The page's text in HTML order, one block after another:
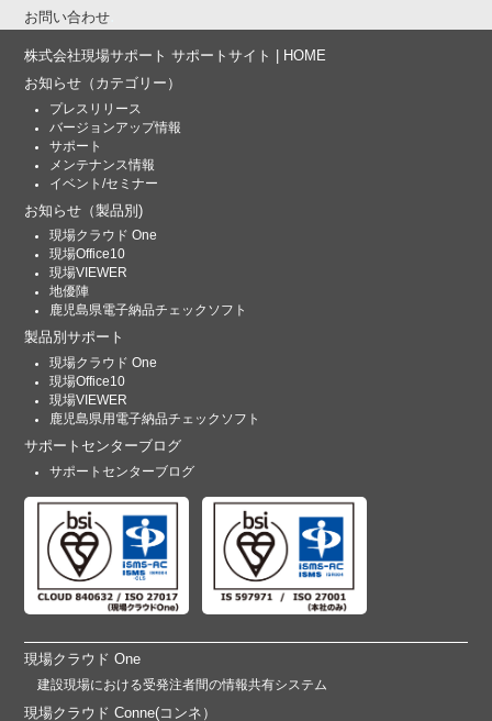
お問い合わせ
株式会社現場サポート サポートサイト | HOME
お知らせ （カテゴリー）
プレスリリース
バージョンアップ情報
サポート
メンテナンス情報
イベント/セミナー
お知らせ （製品別)
現場クラウド One
現場Office10
現場VIEWER
地優陣
鹿児島県電子納品チェックソフト
製品別サポート
現場クラウド One
現場Office10
現場VIEWER
鹿児島県用電子納品チェックソフト
サポートセンターブログ
サポートセンターブログ
現場クラウド One
建設現場における受発注者間の情報共有システム
現場クラウド Conne(コンネ）